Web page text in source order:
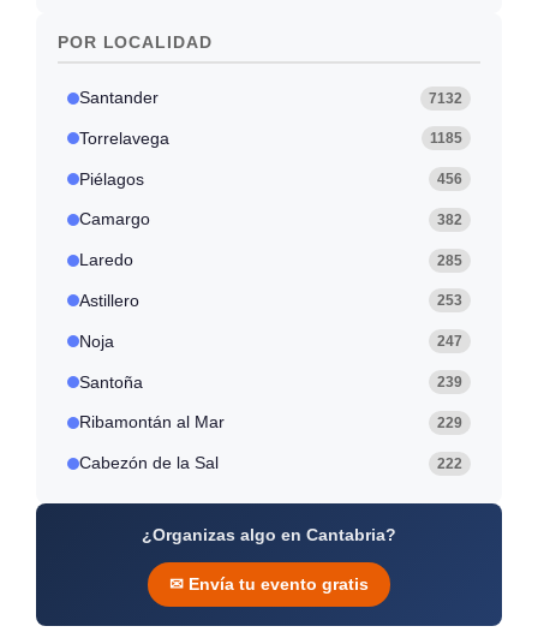
POR LOCALIDAD
Santander 7132
Torrelavega 1185
Piélagos 456
Camargo 382
Laredo 285
Astillero 253
Noja 247
Santoña 239
Ribamontán al Mar 229
Cabezón de la Sal 222
¿Organizas algo en Cantabria?
✉ Envía tu evento gratis